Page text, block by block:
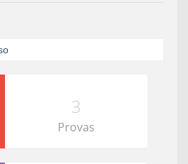
3
Provas